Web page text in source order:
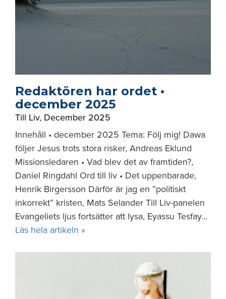
Redaktören har ordet •
december 2025
Till Liv, December 2025
Innehåll • december 2025 Tema: Följ mig! Dawa
följer Jesus trots stora risker, Andreas Eklund
Missionsledaren • Vad blev det av framtiden?,
Daniel Ringdahl Ord till liv • Det uppenbarade,
Henrik Birgersson Därför är jag en ”politiskt
inkorrekt” kristen, Mats Selander Till Liv-panelen
Evangeliets ljus fortsätter att lysa, Eyassu Tesfay…
Läs hela artikeln »